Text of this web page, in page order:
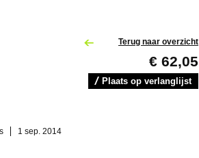
Terug naar overzicht
€ 62,05
Plaats op verlanglijst
1 sep. 2014